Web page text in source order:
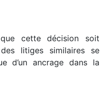
cette décision soit
des litiges similaires se
d’un ancrage dans la